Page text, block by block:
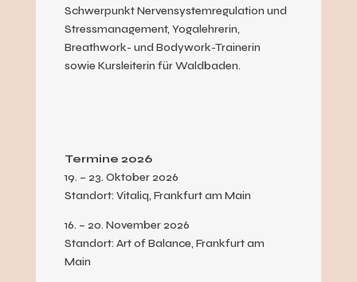
Schwerpunkt Nervensystemregulation und
Stressmanagement, Yogalehrerin,
Breathwork- und Bodywork-Trainerin
sowie Kursleiterin für Waldbaden.
Termine 2026
19. – 23. Oktober 2026
Standort: Vitaliq, Frankfurt am Main
16. – 20. November 2026
Standort: Art of Balance, Frankfurt am
Main